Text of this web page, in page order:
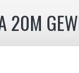
20M